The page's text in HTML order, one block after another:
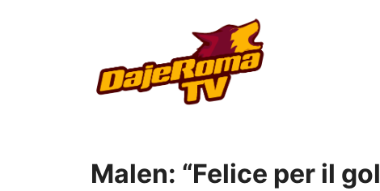
Malen: “Felice per il